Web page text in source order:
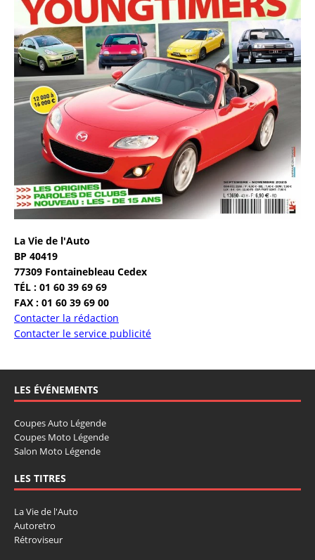
La Vie de l'Auto
BP 40419
77309 Fontainebleau Cedex
TÉL : 01 60 39 69 69
FAX : 01 60 39 69 00
Contacter la rédaction
Contacter le service publicité
LES ÉVÉNEMENTS
Coupes Auto Légende
Coupes Moto Légende
Salon Moto Légende
LES TITRES
La Vie de l'Auto
Autoretro
Rétroviseur